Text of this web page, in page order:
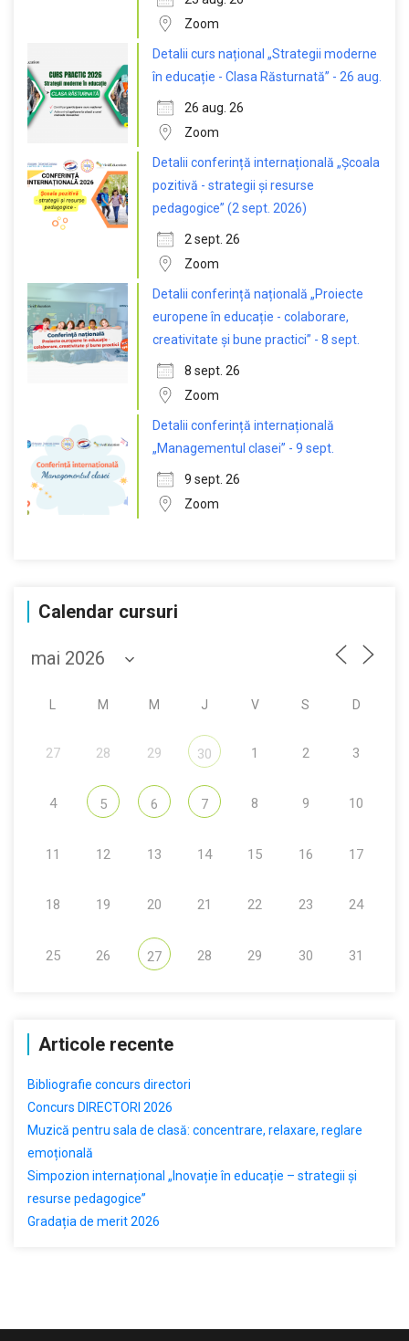
Zoom
Detalii curs național „Strategii moderne
în educație - Clasa Răsturnată” - 26 aug.
26 aug. 26
Zoom
Detalii conferință internațională „Școala
pozitivă - strategii și resurse
pedagogice” (2 sept. 2026)
2 sept. 26
Zoom
Detalii conferință națională „Proiecte
europene în educație - colaborare,
creativitate și bune practici” - 8 sept.
8 sept. 26
Zoom
Detalii conferință internațională
„Managementul clasei” - 9 sept.
9 sept. 26
Zoom
Calendar cursuri
M M J V S D
27 28 29 30 1 2 3
4 5 6 7 8 9 10
11 12 13 14 15 16 17
18 19 20 21 22 23 24
25 26 27 28 29 30 31
Articole recente
Bibliografie concurs directori
Concurs DIRECTORI 2026
Muzică pentru sala de clasă: concentrare, relaxare, reglare
emoțională
Simpozion internațional „Inovație în educație – strategii și
resurse pedagogice”
Gradația de merit 2026